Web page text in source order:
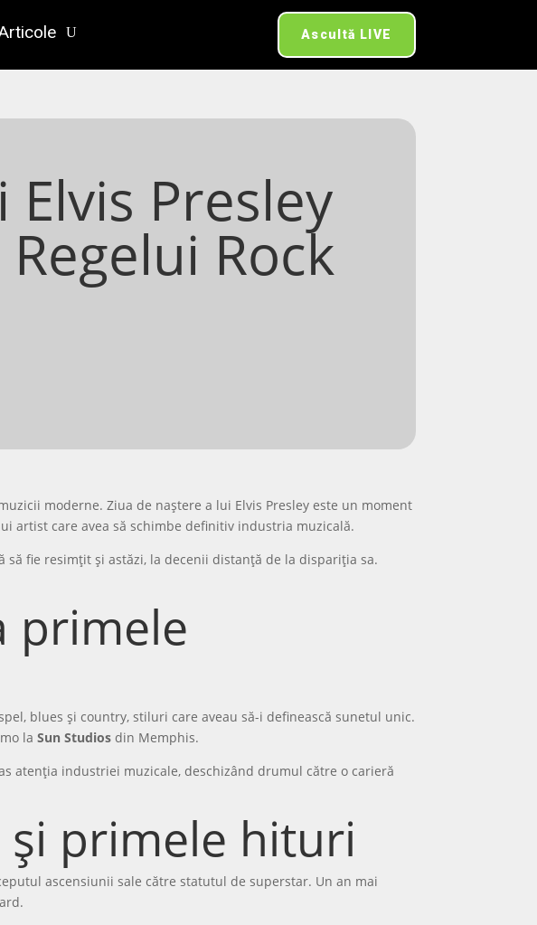
Ascultă LIVE
Presley
Rock
moderne. Ziua de naștere a lui Elvis Presley este un moment
artist care avea să schimbe definitiv industria muzicală.
fie resimțit și astăzi, la decenii distanță de la dispariția sa.
primele
blues și country, stiluri care aveau să-i definească sunetul unic.
laSun Studios din Memphis.
atenția industriei muzicale, deschizând drumul către o carieră
primele hituri
ascensiunii sale către statutul de superstar. Un an mai